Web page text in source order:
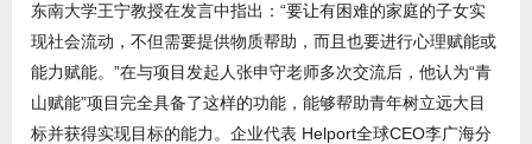
东南大学王宁教授在发言中指出：“要让有困难的家庭的子女实
现社会流动，不但需要提供物质帮助，而且也要进行心理赋能或
能力赋能。”在与项目发起人张申守老师多次交流后，他认为“青
山赋能”项目完全具备了这样的功能，能够帮助青年树立远大目
标并获得实现目标的能力。企业代表 Helport全球CEO李广海分